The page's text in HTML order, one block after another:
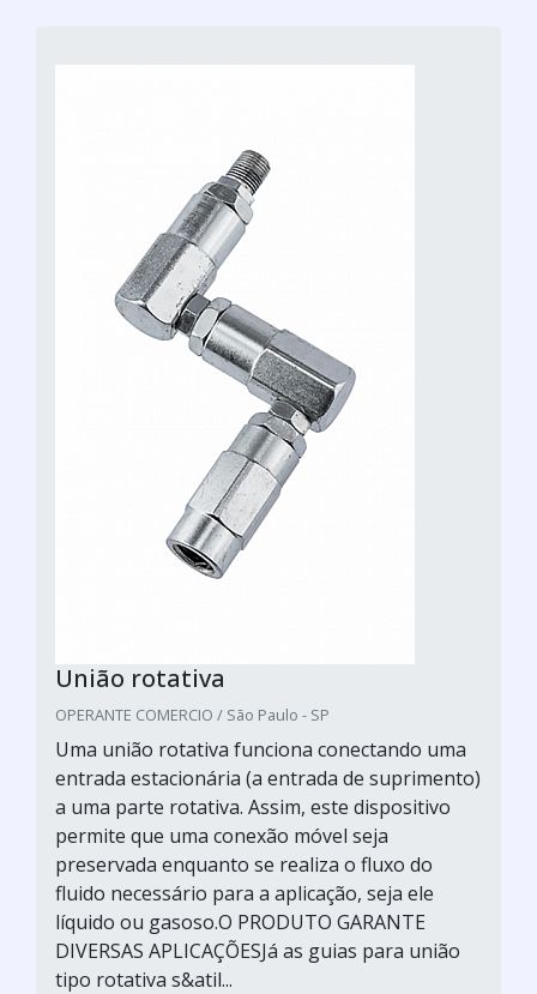
União rotativa
OPERANTE COMERCIO / São Paulo - SP
Uma união rotativa funciona conectando uma
entrada estacionária (a entrada de suprimento)
a uma parte rotativa. Assim, este dispositivo
permite que uma conexão móvel seja
preservada enquanto se realiza o fluxo do
fluido necessário para a aplicação, seja ele
líquido ou gasoso.O PRODUTO GARANTE
DIVERSAS APLICAÇÕESJá as guias para união
tipo rotativa s&atil...